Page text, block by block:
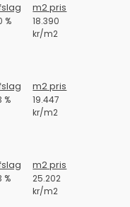
m2 pris
%
18.390
kr/m2
m2 pris
%
19.447
kr/m2
m2 pris
%
25.202
kr/m2